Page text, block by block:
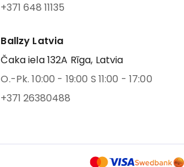
+371 648 11135
Ballzy Latvia
Čaka iela 132A Rīga, Latvia
O.-Pk. 10:00 - 19:00 S 11:00 - 17:00
+371 26380488